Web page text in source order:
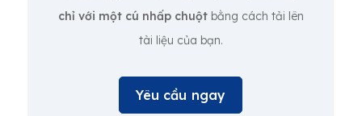
chỉ với một cú nhấp chuộtbằng cách tải lên
tài liệu của bạn.
Yêu cầu ngay